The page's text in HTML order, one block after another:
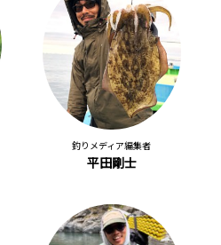
釣りメディア編集者
平田剛士